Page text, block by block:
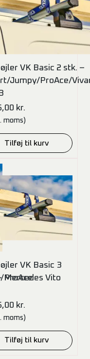
VK Basic 2 stk. –
Jumpy/ProAce/
kr.
moms)
Tilføj til kurv
ProAce
VK Basic 3
Mercedes Vito
kr.
moms)
Tilføj til kurv